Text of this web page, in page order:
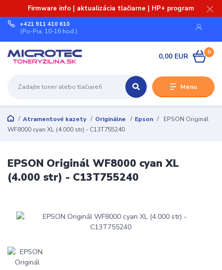
Firmware info | aktualizácia tlačiarne | HP+ program
Menu
+421 911 410 610
(Po-Pia, 10-16 hod.)
0
0,00 EUR
Atramentové kazety Originálne Epson
EPSON Originál
WF8000 cyan XL (4.000 str) - C13T755240
EPSON Originál WF8000 cyan XL
(4.000 str) - C13T755240